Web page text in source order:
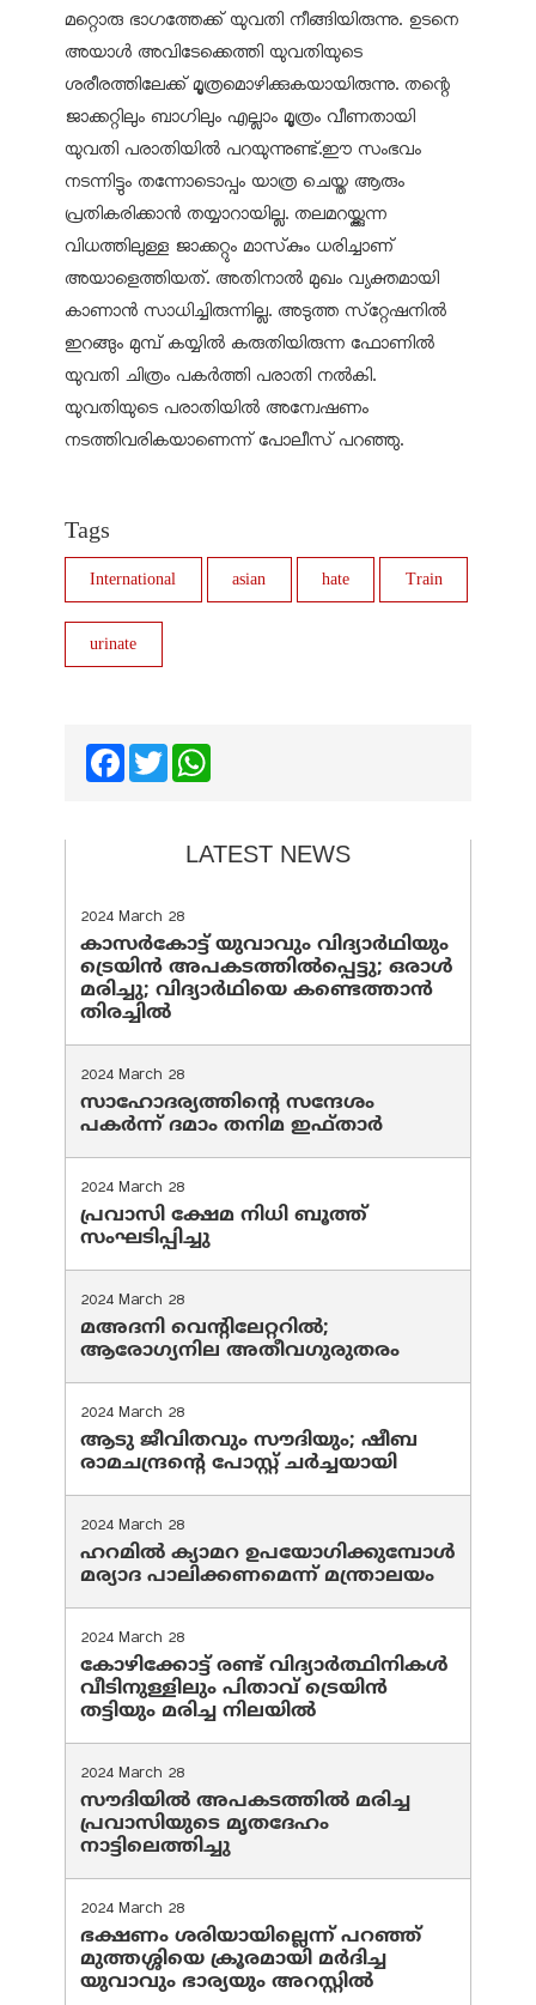
മറ്റൊരു ഭാഗത്തേക്ക് യുവതി നീങ്ങിയിരുന്നു. ഉടനെ
അയാള്‍ അവിടേക്കെത്തി യുവതിയുടെ
ശരീരത്തിലേക്ക് മൂത്രമൊഴിക്കുകയായിരുന്നു. തന്റെ
ജാക്കറ്റിലും ബാഗിലും എല്ലാം മൂത്രം വീണതായി
യുവതി പരാതിയില്‍ പറയുന്നുണ്ട്.ഈ സംഭവം
നടന്നിട്ടും തന്നോടൊപ്പം യാത്ര ചെയ്ത ആരും
പ്രതികരിക്കാന്‍ തയ്യാറായില്ല. തലമറയ്ക്കുന്ന
വിധത്തിലുള്ള ജാക്കറ്റും മാസ്‌കും ധരിച്ചാണ്
അയാളെത്തിയത്. അതിനാല്‍ മുഖം വ്യക്തമായി
കാണാന്‍ സാധിച്ചിരുന്നില്ല. അടുത്ത സ്‌റ്റേഷനില്‍
ഇറങ്ങും മുമ്പ് കയ്യില്‍ കരുതിയിരുന്ന ഫോണില്‍
യുവതി ചിത്രം പകര്‍ത്തി പരാതി നല്‍കി.
യുവതിയുടെ പരാതിയില്‍ അന്വേഷണം
നടത്തിവരികയാണെന്ന് പോലീസ് പറഞ്ഞു.
Tags
International asian hate Train
urinate
FacebookTwitter
LATEST NEWS
2024 March 28
കാസർകോട്ട് യുവാവും വിദ്യാർഥിയും
ട്രെയിൻ അപകടത്തിൽപ്പെട്ടു; ഒരാൾ
മരിച്ചു; വിദ്യാർഥിയെ കണ്ടെത്താൻ
തിരച്ചിൽ
2024 March 28
സാഹോദര്യത്തിന്റെ സന്ദേശം
പകർന്ന് ദമാം തനിമ ഇഫ്‌താർ
2024 March 28
പ്രവാസി ക്ഷേമ നിധി ബൂത്ത്
സംഘടിപ്പിച്ചു
2024 March 28
മഅദനി വെന്റിലേറ്ററിൽ;
ആരോഗ്യനില അതീവഗുരുതരം
2024 March 28
ആടു ജീവിതവും സൗദിയും; ഷീബ
രാമചന്ദ്രന്റെ പോസ്റ്റ് ചര്‍ച്ചയായി
2024 March 28
ഹറമില്‍ ക്യാമറ ഉപയോഗിക്കുമ്പോള്‍
മര്യാദ പാലിക്കണമെന്ന് മന്ത്രാലയം
2024 March 28
കോഴിക്കോട്ട് രണ്ട് വിദ്യാർത്ഥിനികൾ
വീടിനുള്ളിലും പിതാവ് ട്രെയിൻ
തട്ടിയും മരിച്ച നിലയിൽ
2024 March 28
സൗദിയില്‍ അപകടത്തില്‍ മരിച്ച
പ്രവാസിയുടെ മൃതദേഹം
നാട്ടിലെത്തിച്ചു
2024 March 28
ഭക്ഷണം ശരിയായില്ലെന്ന് പറഞ്ഞ്
മുത്തശ്ശിയെ ക്രൂരമായി മര്‍ദിച്ച
യുവാവും ഭാര്യയും അറസ്റ്റില്‍